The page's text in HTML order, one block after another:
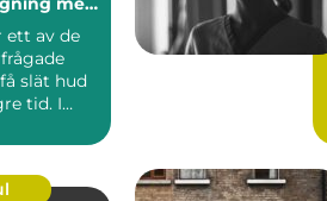
ett av de
slät hud
tid. I